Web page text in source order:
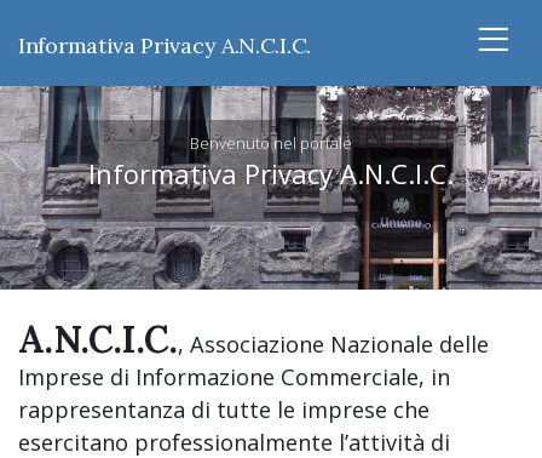
Informativa Privacy A.N.C.I.C.
Benvenuto nel portale
Informativa Privacy A.N.C.I.C.
A.N.C.I.C., Associazione Nazionale delle
Imprese di Informazione Commerciale, in
rappresentanza di tutte le imprese che
esercitano professionalmente l’attività di